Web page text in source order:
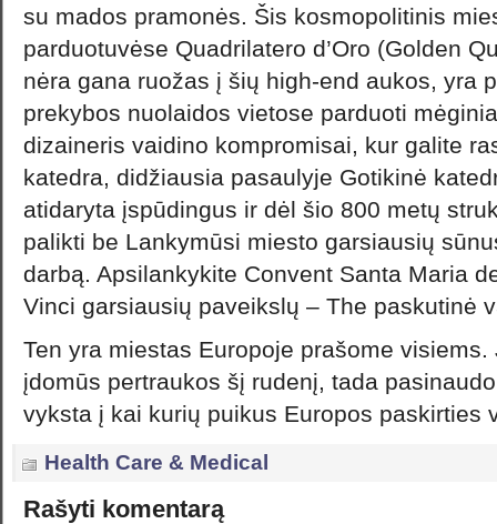
su mados pramonės. Šis kosmopolitinis
parduotuvėse Quadrilatero d’Oro (Golden
nėra gana ruožas į šių high-end aukos, yra
prekybos nuolaidos vietose parduoti
dizaineris vaidino kompromisai, kur galite
katedra, didžiausia pasaulyje Gotikinė
atidaryta įspūdingus ir dėl šio 800 metų
palikti be Lankymūsi miesto garsiausių
darbą. Apsilankykite Convent Santa Maria
Vinci garsiausių paveikslų – The paskutinė
Ten yra miestas Europoje prašome
įdomūs pertraukos šį rudenį, tada
vyksta į kai kurių puikus Europos paskirties
Health Care & Medical
Rašyti komentarą